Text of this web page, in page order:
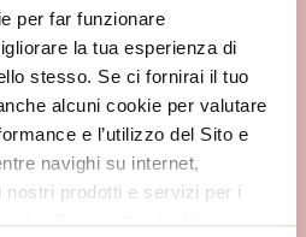
per far funzionare
la tua esperienza di
stesso. Se ci fornirai il tuo
alcuni cookie per valutare
e l’utilizzo del Sito e
navighi su internet,
prodotti e servizi per i